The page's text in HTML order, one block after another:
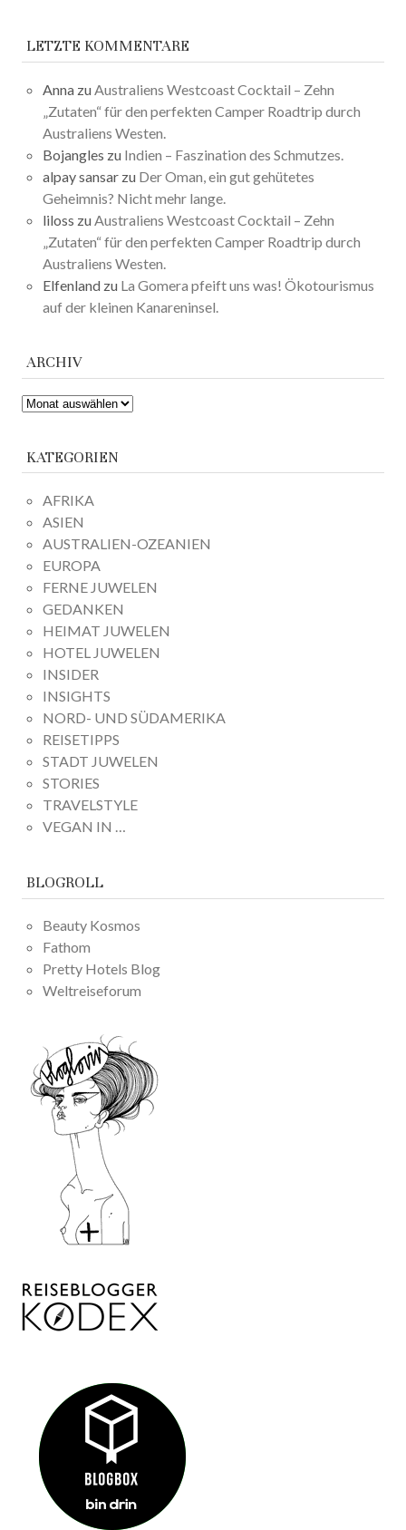
LETZTE KOMMENTARE
Anna zu Australiens Westcoast Cocktail – Zehn
„Zutaten“ für den perfekten Camper Roadtrip durch
Australiens Westen.
Bojangles zu Indien – Faszination des Schmutzes.
alpay sansar zu Der Oman, ein gut gehütetes
Geheimnis? Nicht mehr lange.
liloss zu Australiens Westcoast Cocktail – Zehn
„Zutaten“ für den perfekten Camper Roadtrip durch
Australiens Westen.
Elfenland zu La Gomera pfeift uns was! Ökotourismus
auf der kleinen Kanareninsel.
ARCHIV
ARCHIV
KATEGORIEN
AFRIKA
ASIEN
AUSTRALIEN-OZEANIEN
EUROPA
FERNE JUWELEN
GEDANKEN
HEIMAT JUWELEN
HOTEL JUWELEN
INSIDER
INSIGHTS
NORD- UND SÜDAMERIKA
REISETIPPS
STADT JUWELEN
STORIES
TRAVELSTYLE
VEGAN IN …
BLOGROLL
Beauty Kosmos
Fathom
Pretty Hotels Blog
Weltreiseforum